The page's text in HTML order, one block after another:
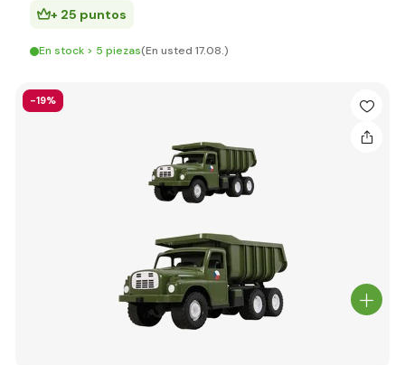
+ 25 puntos
En stock > 5 piezas(En usted 17.08.)
-19%